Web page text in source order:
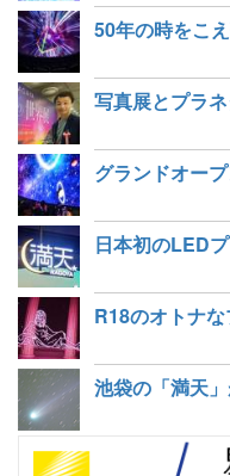
日本初のLED
R18のオトナ
池袋の「満天